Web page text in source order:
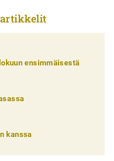
ensimmäisestä
kanssa